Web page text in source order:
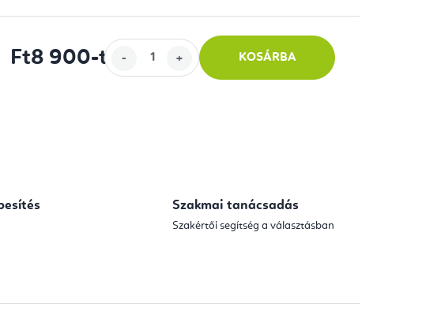
Ft8 900-tól KOSÁRBA
Szakmai tanácsadás
Szakértői segítség a választásban